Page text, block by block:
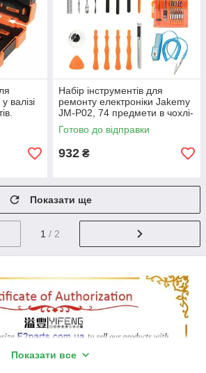
валізі
Набір інструментів для
ремонту електроніки Jakemy
JM-P02, 74 предмети в чохлі-
піналі
Готово до відправки
932 ₴
Показати ще
1 / 2
Показати все